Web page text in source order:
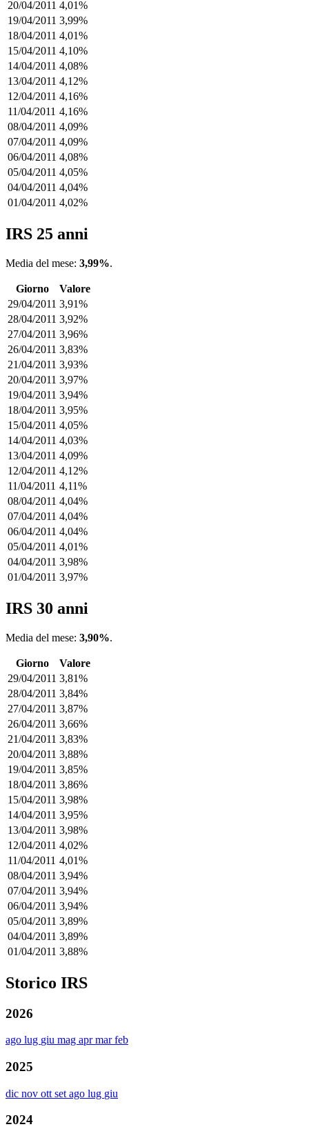
20/04/2011 4,01%
19/04/2011 3,99%
18/04/2011 4,01%
15/04/2011 4,10%
14/04/2011 4,08%
13/04/2011 4,12%
12/04/2011 4,16%
11/04/2011 4,16%
08/04/2011 4,09%
07/04/2011 4,09%
06/04/2011 4,08%
05/04/2011 4,05%
04/04/2011 4,04%
01/04/2011 4,02%
IRS 25 anni
Media del mese: 3,99%.
Giorno
Valore
29/04/2011 3,91%
28/04/2011 3,92%
27/04/2011 3,96%
26/04/2011 3,83%
21/04/2011 3,93%
20/04/2011 3,97%
19/04/2011 3,94%
18/04/2011 3,95%
15/04/2011 4,05%
14/04/2011 4,03%
13/04/2011 4,09%
12/04/2011 4,12%
11/04/2011 4,11%
08/04/2011 4,04%
07/04/2011 4,04%
06/04/2011 4,04%
05/04/2011 4,01%
04/04/2011 3,98%
01/04/2011 3,97%
IRS 30 anni
Media del mese: 3,90%.
Giorno
Valore
29/04/2011 3,81%
28/04/2011 3,84%
27/04/2011 3,87%
26/04/2011 3,66%
21/04/2011 3,83%
20/04/2011 3,88%
19/04/2011 3,85%
18/04/2011 3,86%
15/04/2011 3,98%
14/04/2011 3,95%
13/04/2011 3,98%
12/04/2011 4,02%
11/04/2011 4,01%
08/04/2011 3,94%
07/04/2011 3,94%
06/04/2011 3,94%
05/04/2011 3,89%
04/04/2011 3,89%
01/04/2011 3,88%
Storico IRS
2026
ago lug giu mag aprmarfeb
2025
dic nov ott set ago lug giu
2024